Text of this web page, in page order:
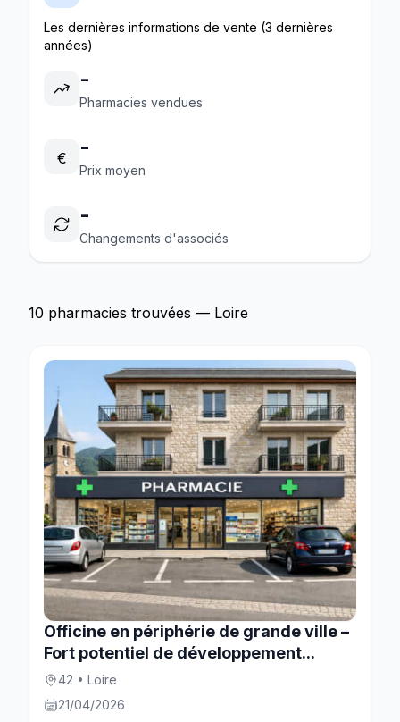
Les dernières informations de vente (3 dernières
années)
-
Pharmacies vendues
€ -
Prix moyen
-
Changements d'associés
10 pharmacies trouvées — Loire
Officine en périphérie de grande ville –
Fort potentiel de développement...
42 • Loire
21/04/2026